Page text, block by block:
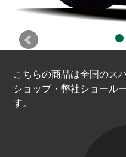
GU
GJ/GP
こちらの商品は全国のス
ショップ・弊社ショール
す。